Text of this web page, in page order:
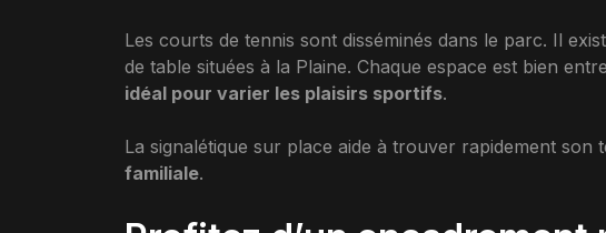
Les courts de tennis sont disséminés dans le parc. Il
de table situées à la Plaine. Chaque espace est bien
idéal pour varier les plaisirs sportifs.
La signalétique sur place aide à trouver rapidement son
familiale.